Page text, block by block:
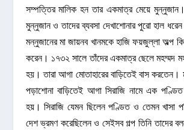
সম্পত্তির মালিক হন তার একমাত্র মেয়ে
মুন্নুজান ও তাদের ব্যবসা দেখাশোনার পুরো হাল
মন্নুজানের মা জায়নব খানমকে হাজি ফয়জুল্লা অল্প
করেন। ১৭৩২ সালে তাঁদের একমাত্র ছেলে মহম্মদ
হয়। তারা আগা মোতাহারের বাড়িতেই বাস
পড়াশোনা বাড়িতেই আগা সিরাজি নামে এক
হয়। সিরাজি যেমন ছিলেন পণ্ডিত ও তেমন খাসা
দেশ ভ্রমণ করেছিলেন ও সেইসব গল্প তিনি তাদের